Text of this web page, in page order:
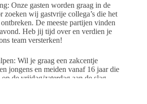
Onze gasten worden graag in de
zoeken wij gastvrije collega’s die het
De meeste partijen vinden
Heb jij tijd over en verdien je
team versterken!
Wil je graag een zakcentje
jongens en meiden vanaf 16 jaar die
de vrijdag/zaterdag aan de slag